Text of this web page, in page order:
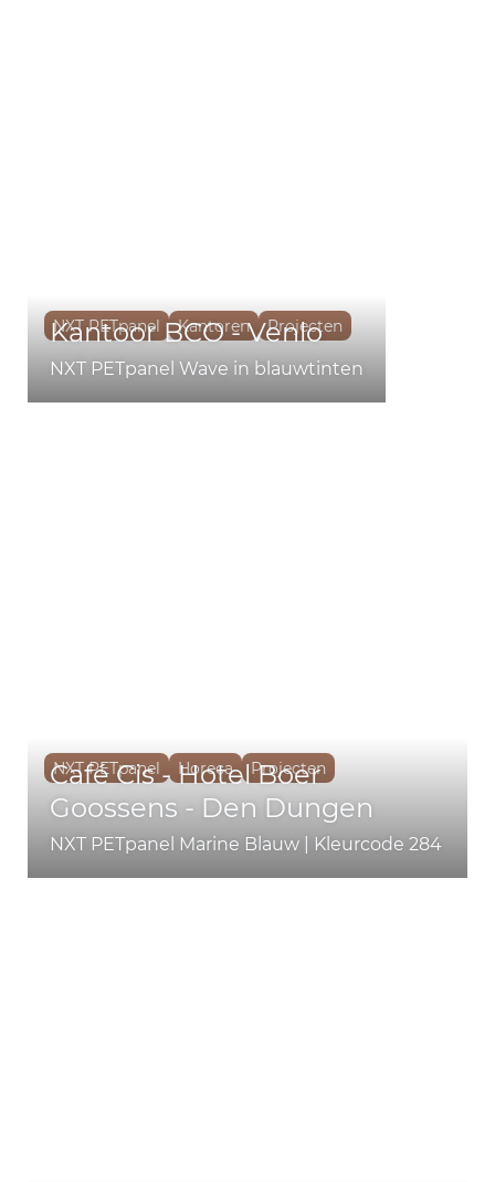
NXT PETpanel Kantoren Projecten
Kantoor BCO - Venlo
NXT PETpanel Wave in blauwtinten
NXT PETpanel Horeca Projecten
Café Cis - Hotel Boer
Goossens - Den Dungen
NXT PETpanel Marine Blauw | Kleurcode 284